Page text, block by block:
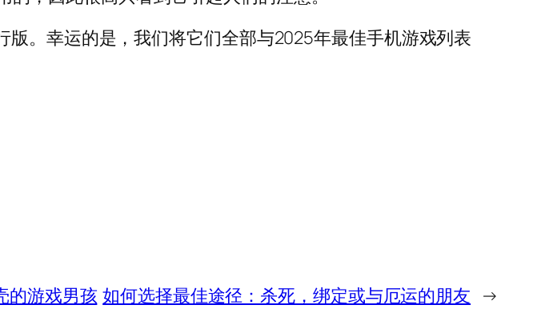
。幸运的是，我们将它们全部与2025年最佳手机游戏列表
的游戏男孩 如何选择最佳途径：杀死，绑定或与厄运的朋友 →